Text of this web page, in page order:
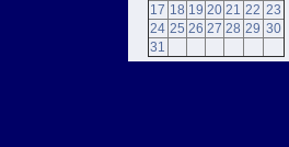
17 18 19 20 21 22 23
24 25 26 27 28 29 30
31